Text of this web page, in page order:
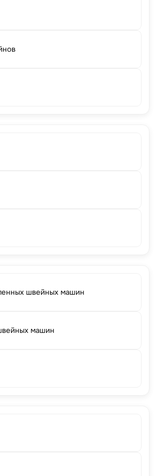
швейных машин
машин